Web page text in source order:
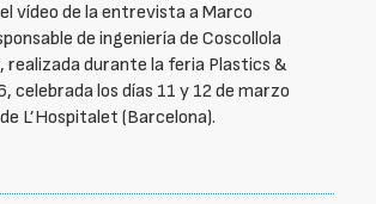
vídeo de la entrevista a Marco
de ingeniería de Coscollola
realizada durante la feria Plastics &
celebrada los días 11 y 12 de marzo
L’Hospitalet (Barcelona).